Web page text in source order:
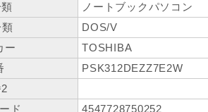
ノートブックパソコン
DOS/V
ー
TOSHIBA
PSK312DEZZ7E2W
ド
4547728750252